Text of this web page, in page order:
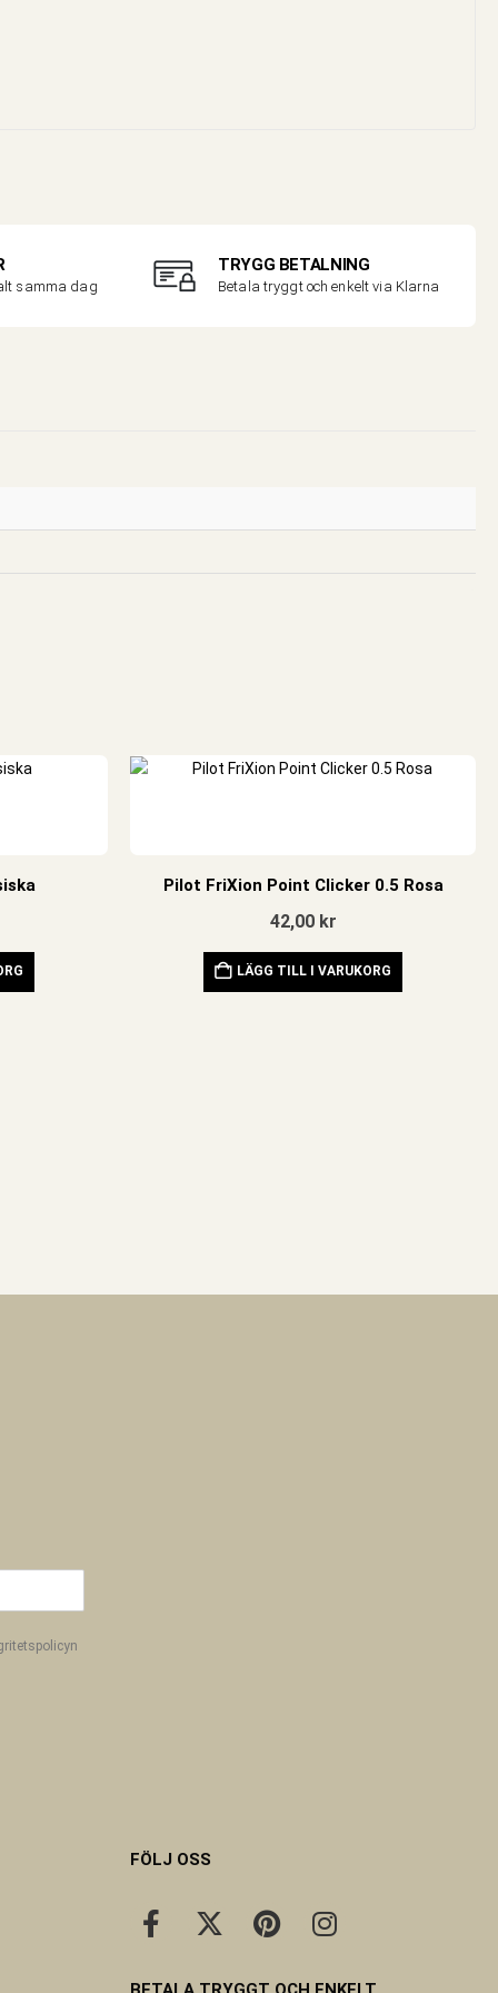
samma dag
TRYGG BETALNING
Betala tryggt och enkelt via Klarna
Pilot FriXion Point Clicker 0.5 Rosa
42,00 kr
LÄGG TILL I VARUKORG
FÖLJ OSS